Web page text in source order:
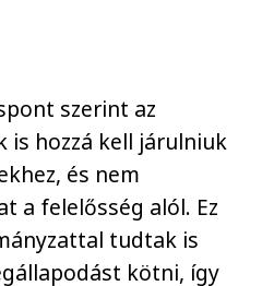
szerint az
is hozzá kell járulniuk
és nem
a felelősség alól. Ez
tudtak is
kötni, így